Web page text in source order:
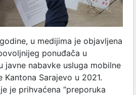
u medijima je objavljena
ponuđača u
javne nabavke usluga mobilne
Sarajevo u 2021.
je prihvaćena “preporuka